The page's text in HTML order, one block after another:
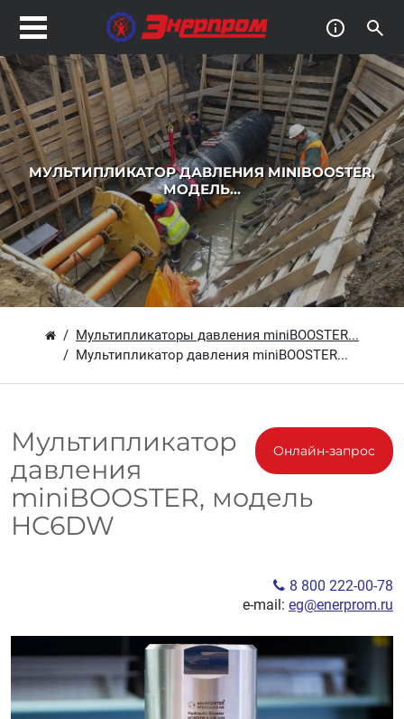
МУЛЬТИПЛИКАТОР ДАВЛЕНИЯ MINIBOOSTER,
МОДЕЛЬ...
Мультипликаторы давления miniBOOSTER...
Мультипликатор давления miniBOOSTER...
Онлайн-запрос
Мультипликатор
давления
miniBOOSTER, модель
HC6DW
8 800 222-00-78
e-mail: eg@enerprom.ru